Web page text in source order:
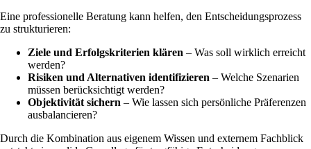
Eine professionelle Beratung kann helfen, den Entscheidungsprozess
zu strukturieren:
Ziele und Erfolgskriterien klären – Was soll wirklich erreicht
werden?
Risiken und Alternativen identifizieren – Welche Szenarien
müssen berücksichtigt werden?
Objektivität sichern – Wie lassen sich persönliche Präferenzen
ausbalancieren?
Durch die Kombination aus eigenem Wissen und externem Fachblick